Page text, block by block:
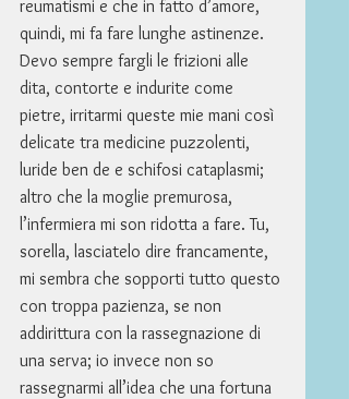
reumatismi e che in fatto d’amore,
quindi, mi fa fare lunghe astinenze.
Devo sempre fargli le frizioni alle
dita, contorte e indurite come
pietre, irritarmi queste mie mani così
delicate tra medicine puzzolenti,
luride ben de e schifosi cataplasmi;
altro che la moglie premurosa,
l’infermiera mi son ridotta a fare. Tu,
sorella, lasciatelo dire francamente,
mi sembra che sopporti tutto questo
con troppa pazienza, se non
addirittura con la rassegnazione di
una serva; io invece non so
rassegnarmi all’idea che una fortuna